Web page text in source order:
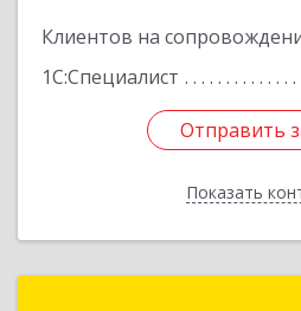
Клиентов на
1С:Специалист
Отправить
Показать
Отправить
Назад